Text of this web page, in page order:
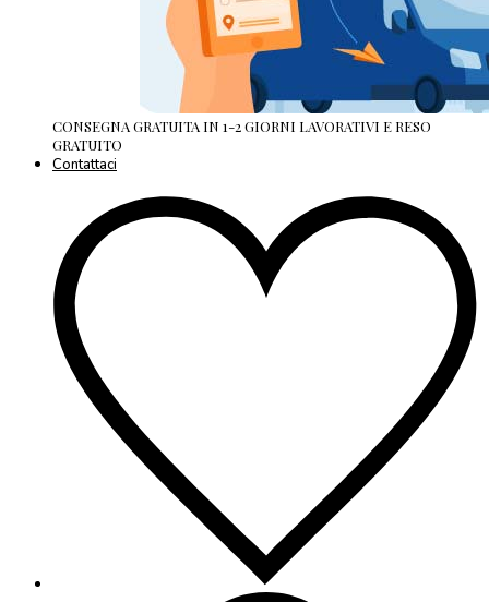
CONSEGNA GRATUITA IN 1-2 GIORNI LAVORATIVI E RESO
GRATUITO
Contattaci